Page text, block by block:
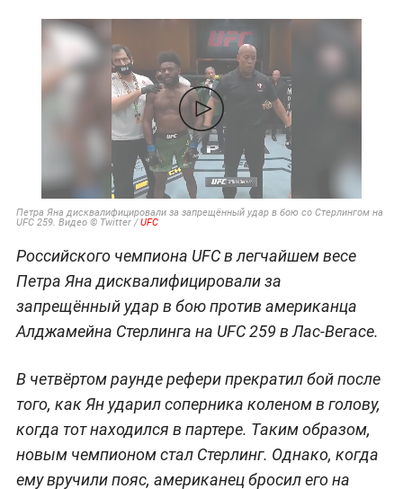
Петра Яна дисквалифицировали за запрещённый удар в бою со Стерлингом на
UFC 259. Видео © Twitter /UFC
Российского чемпиона UFC в легчайшем весе
Петра Яна дисквалифицировали за
запрещённый удар в бою против американца
Алджамейна Стерлинга на UFC 259 в Лас-Вегасе.
В четвёртом раунде рефери прекратил бой после
того, как Ян ударил соперника коленом в голову,
когда тот находился в партере. Таким образом,
новым чемпионом стал Стерлинг. Однако, когда
ему вручили пояс, американец бросил его на